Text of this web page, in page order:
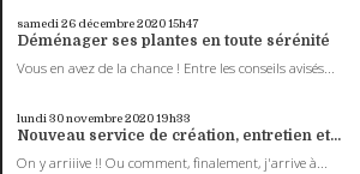
samedi 26 décembre 202015h47
Déménager ses plantes en toute sérénité
Vous en avez de la chance ! Entre les conseils avisés...
lundi 30novembre 202019h33
Nouveau service de création, entretien et...
On y arriiive !! Ou comment, finalement, j'arrive à...